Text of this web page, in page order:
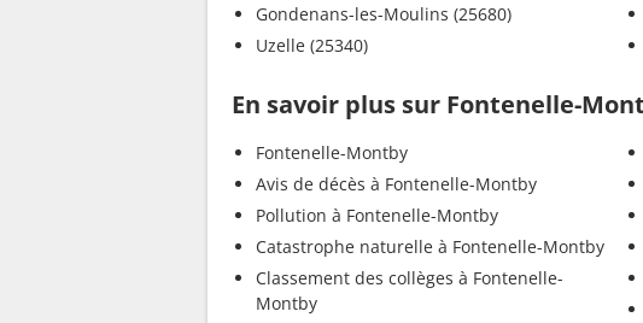
Gondenans-les-Moulins (25680)
Uzelle (25340)
En savoir plus sur Fontenelle-
Fontenelle-Montby
Avis de décès à Fontenelle-Montby
Pollution à Fontenelle-Montby
Catastrophe naturelle à Fontenelle-Montby
Classement des collèges à Fontenelle-
Montby